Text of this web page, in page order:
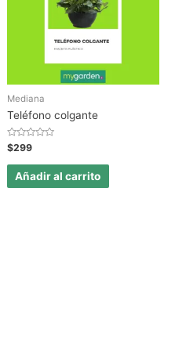
Mediana
Teléfono colgante
Valorado
en
0
$299
Añadir al carrito